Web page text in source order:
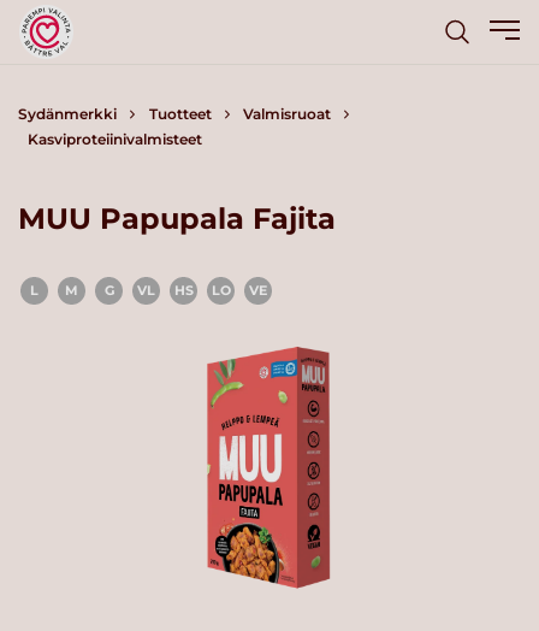
Sydänmerkki Tuotteet
Valmisruoat
Kasviproteiinivalmisteet
MUU Papupala Fajita
L M G VL HS LO VE